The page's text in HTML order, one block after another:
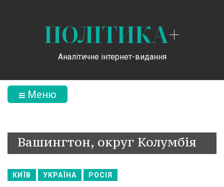
ПОЛІТИКА+
Аналітичне інтернет-видання
Меню
Вашингтон, округ Колумбія
КИЇВ УКРАЇНА РОСІЯ